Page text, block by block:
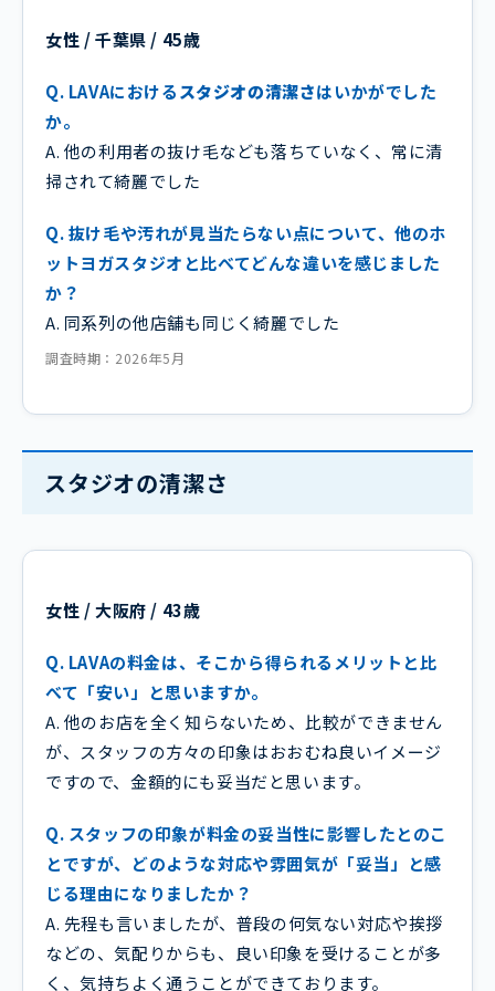
女性 / 千葉県 / 45歳
Q. LAVAにおけるスタジオの清潔さはいかがでした
か。
A. 他の利用者の抜け毛なども落ちていなく、常に清
掃されて綺麗でした
Q. 抜け毛や汚れが見当たらない点について、他のホ
ットヨガスタジオと比べてどんな違いを感じました
か？
A. 同系列の他店舗も同じく綺麗でした
調査時期：2026年5月
スタジオの清潔さ
女性 / 大阪府 / 43歳
Q. LAVAの料金は、そこから得られるメリットと比
べて「安い」と思いますか。
A. 他のお店を全く知らないため、比較ができません
が、スタッフの方々の印象はおおむね良いイメージ
ですので、金額的にも妥当だと思います。
Q. スタッフの印象が料金の妥当性に影響したとのこ
とですが、どのような対応や雰囲気が「妥当」と感
じる理由になりましたか？
A. 先程も言いましたが、普段の何気ない対応や挨拶
などの、気配りからも、良い印象を受けることが多
く、気持ちよく通うことができております。